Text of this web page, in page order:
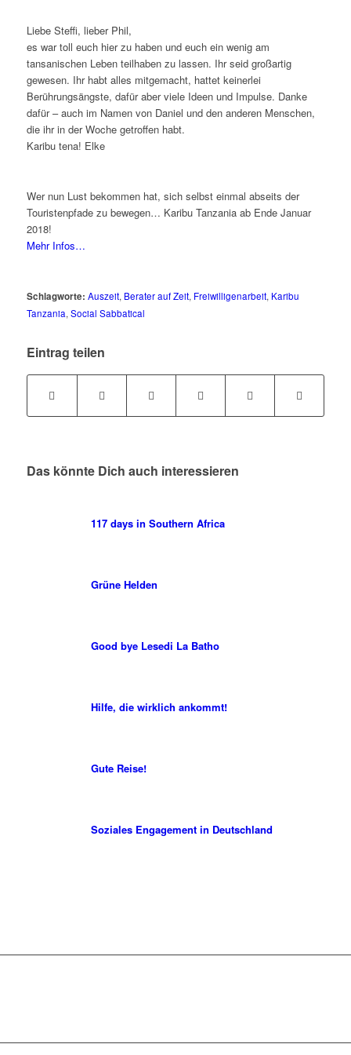
Liebe Steffi, lieber Phil,
es war toll euch hier zu haben und euch ein wenig am
tansanischen Leben teilhaben zu lassen. Ihr seid großartig
gewesen. Ihr habt alles mitgemacht, hattet keinerlei
Berührungsängste, dafür aber viele Ideen und Impulse. Danke
dafür – auch im Namen von Daniel und den anderen Menschen,
die ihr in der Woche getroffen habt.
Karibu tena! Elke
Wer nun Lust bekommen hat, sich selbst einmal abseits der
Touristenpfade zu bewegen… Karibu Tanzania ab Ende Januar
2018!
Mehr Infos…
Schlagworte: Auszeit, Berater auf Zeit, Freiwilligenarbeit, Karibu
Tanzania,Social Sabbatical
Eintrag teilen
Das könnte Dich auch interessieren
117 days in Southern Africa
Grüne Helden
Good bye Lesedi La Batho
Hilfe, die wirklich ankommt!
Gute Reise!
Soziales Engagement in Deutschland